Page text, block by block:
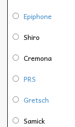
Epiphone
Shiro
Cremona
PRS
Gretsch
Samick